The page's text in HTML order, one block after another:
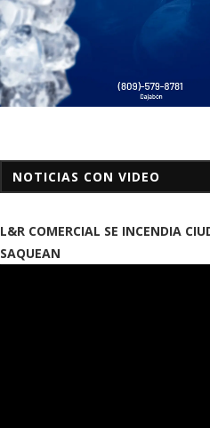
NOTICIAS CON VIDEO
L&R COMERCIAL SE INCENDIA
SAQUEAN